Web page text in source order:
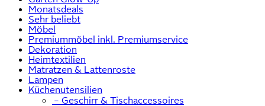
Monatsdeals
Sehr beliebt
Möbel
Premiummöbel inkl. Premiumservice
Dekoration
Heimtextilien
Matratzen & Lattenroste
Lampen
Küchenutensilien
﹣ Geschirr & Tischaccessoires